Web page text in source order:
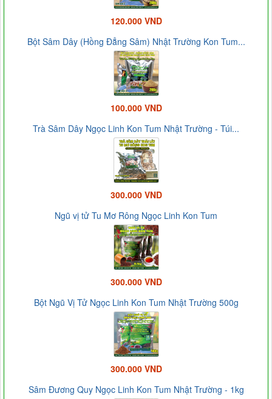
120.000 VND
Bột Sâm Dây (Hồng Đẳng Sâm) Nhật Trường Kon Tum...
100.000 VND
Trà Sâm Dây Ngọc Linh Kon Tum Nhật Trường - Túi...
300.000 VND
Ngũ vị tử Tu Mơ Rông Ngọc Linh Kon Tum
300.000 VND
Bột Ngũ Vị Tử Ngọc Linh Kon Tum Nhật Trường 500g
300.000 VND
Sâm Đương Quy Ngọc Linh Kon Tum Nhật Trường - 1kg